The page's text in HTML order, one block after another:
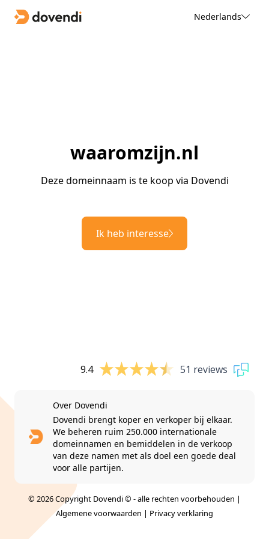
Nederlands
waaromzijn.nl
Deze domeinnaam is te koop via Dovendi
Ik heb interesse
9.4 51 reviews
Over Dovendi
Dovendi brengt koper en verkoper bij elkaar.
We beheren ruim 250.000 internationale
domeinnamen en bemiddelen in de verkoop
van deze namen met als doel een goede deal
voor alle partijen.
© 2026 Copyright Dovendi © - alle rechten voorbehouden |
Algemene voorwaarden | Privacy verklaring